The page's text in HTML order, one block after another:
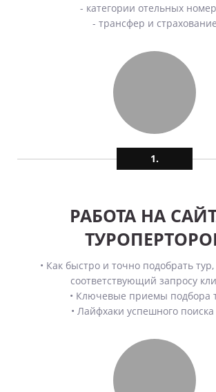
1.
- категории отельных
- трансфер и страхование
РАБОТА НА
• Как быстро и точно подобрать
соответствующий запросу
• Ключевые приемы подбора
• Лайфхаки успешного поиска